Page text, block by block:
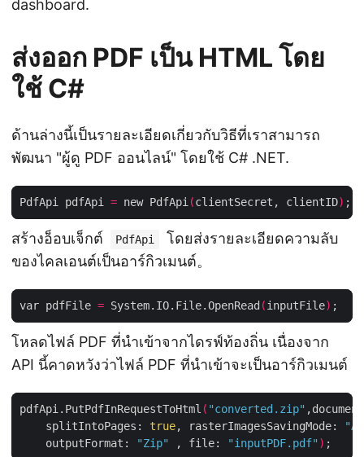
dashboard.
ส่งออก PDF เป็น HTML โดย
ใช้ C#
ด้านล่างนี้เป็นรายละเอียดเกี่ยวกับวิธีที่เราสามารถ
พัฒนา "ผู้ดู PDF ออนไลน์" โดยใช้ C# .NET.
PdfApi pdfApi = new PdfApi(clientSecret, clientID)
สร้างอ็อบเจ็กต์ PdfApi
โดยส่งรายละเอียดความลับ
ของไคลเอนต์เป็นอาร์กิวเมนต์。
var pdfFile = System.IO.File.OpenRead (inputFile)
โหลดไฟล์ PDF ที่นำเข้าจากไดรฟ์ท้องถิ่น เนื่องจาก
API นี้คาดหวังว่าไฟล์ PDF ที่นำเข้าจะเป็นอาร์กิวเมนต์
pdfApi.PutPdfInRequestToHtml ( "converted.zip"
    splitIntoPages:
true, rasterImagesSavingMode:
    outputFormat:
"Zip" , file: "inputPDF.pdf" )